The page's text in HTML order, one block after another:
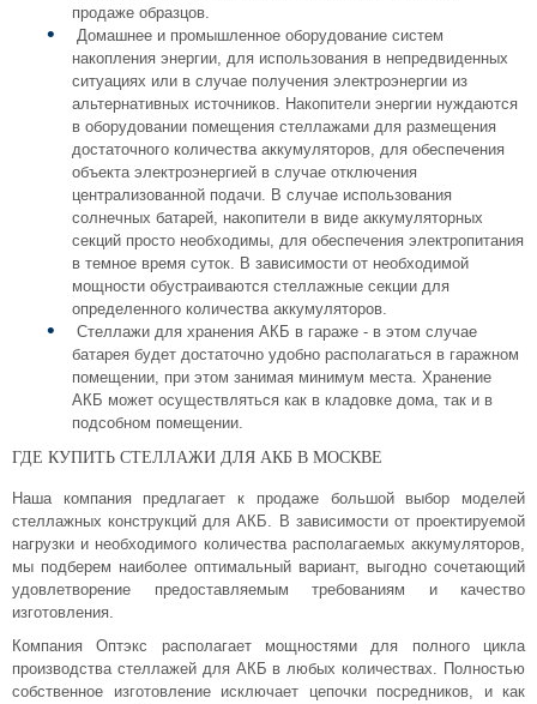
продаже образцов.
Домашнее и промышленное оборудование систем
накопления энергии, для использования в непредвиденных
ситуациях или в случае получения электроэнергии из
альтернативных источников. Накопители энергии нуждаются
в оборудовании помещения стеллажами для размещения
достаточного количества аккумуляторов, для обеспечения
объекта электроэнергией в случае отключения
централизованной подачи. В случае использования
солнечных батарей, накопители в виде аккумуляторных
секций просто необходимы, для обеспечения электропитания
в темное время суток. В зависимости от необходимой
мощности обустраиваются стеллажные секции для
определенного количества аккумуляторов.
Стеллажи для хранения АКБ в гараже - в этом случае
батарея будет достаточно удобно располагаться в гаражном
помещении, при этом занимая минимум места. Хранение
АКБ может осуществляться как в кладовке дома, так и в
подсобном помещении.
ГДЕ КУПИТЬ СТЕЛЛАЖИ ДЛЯ АКБ В МОСКВЕ
Наша компания предлагает к продаже большой выбор моделей
стеллажных конструкций для АКБ. В зависимости от проектируемой
нагрузки и необходимого количества располагаемых аккумуляторов,
мы подберем наиболее оптимальный вариант, выгодно сочетающий
удовлетворение предоставляемым требованиям и качество
изготовления.
Компания Оптэкс располагает мощностями для полного цикла
производства стеллажей для АКБ в любых количествах. Полностью
собственное изготовление исключает цепочки посредников, и как